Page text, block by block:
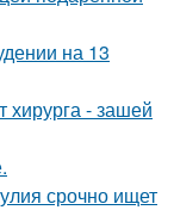
на 13
хирурга - зашей
срочно ищет